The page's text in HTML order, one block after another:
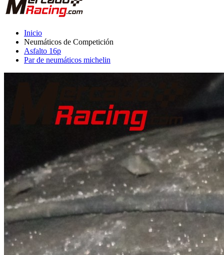
Neumáticos de Competición
Asfalto 16p
Par de neumáticos michelin